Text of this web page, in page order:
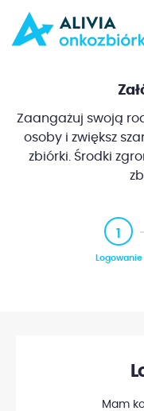
Zaangażuj swoją
osoby i zwiększ
zbiórki. Środki
1
Logowanie
Mam